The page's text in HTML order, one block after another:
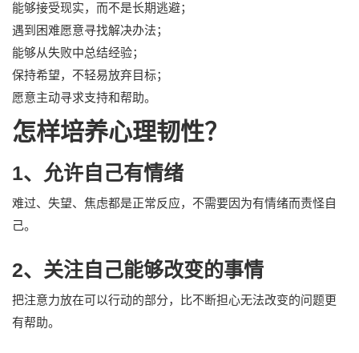
能够接受现实，而不是长期逃避；
遇到困难愿意寻找解决办法；
能够从失败中总结经验；
保持希望，不轻易放弃目标；
愿意主动寻求支持和帮助。
怎样培养心理韧性？
1、允许自己有情绪
难过、失望、焦虑都是正常反应，不需要因为有情绪而责怪自
己。
2、关注自己能够改变的事情
把注意力放在可以行动的部分，比不断担心无法改变的问题更
有帮助。